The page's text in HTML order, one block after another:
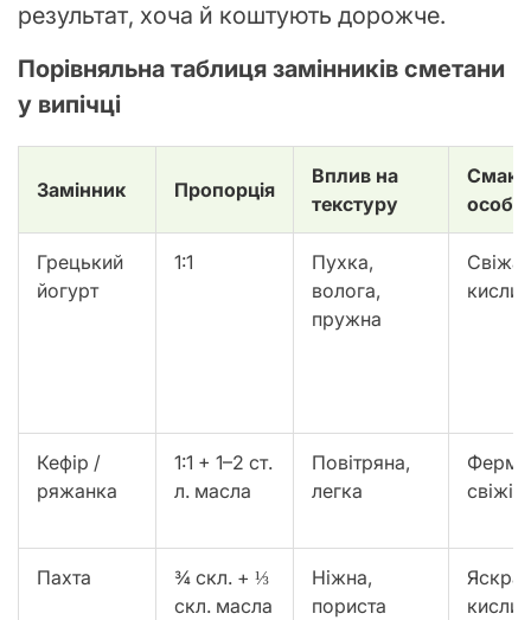
результат, хоча й коштують дорожче.
Порівняльна таблиця замінників сметани
у випічці
Замінник Пропорція
Вплив на
текстуру
Грецький
йогурт
1:1
Пухка,
волога,
пружна
Свіжа
Кефір /
ряжанка
1:1 + 1–2 ст.
л. масла
Повітряна,
легка
Пахта
¾ скл. + ⅓
скл. масла
Ніжна,
пориста